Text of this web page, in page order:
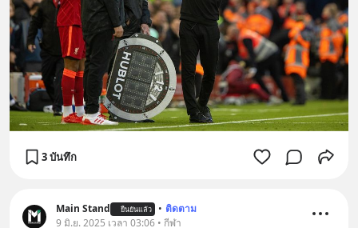
3 บันทึก
Main Stand ยืนยันแล้ว • ติดตาม
9 มิ.ย. 2025 เวลา 03:06 • กีฬา